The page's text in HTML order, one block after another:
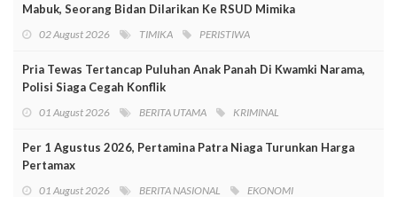
Mabuk, Seorang Bidan Dilarikan Ke RSUD Mimika
02 August 2026 TIMIKA PERISTIWA
Pria Tewas Tertancap Puluhan Anak Panah Di Kwamki Narama,
Polisi Siaga Cegah Konflik
01 August 2026 BERITA UTAMA KRIMINAL
Per 1 Agustus 2026, Pertamina Patra Niaga Turunkan Harga
Pertamax
01 August 2026 BERITA NASIONAL EKONOMI